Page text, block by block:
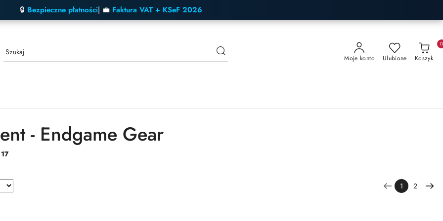
🔒 Bezpieczne płatności| 💼 Faktura VAT + KSeF 2026
Moje konto Ulubione Koszyk
0
- Endgame Gear
17
1 2